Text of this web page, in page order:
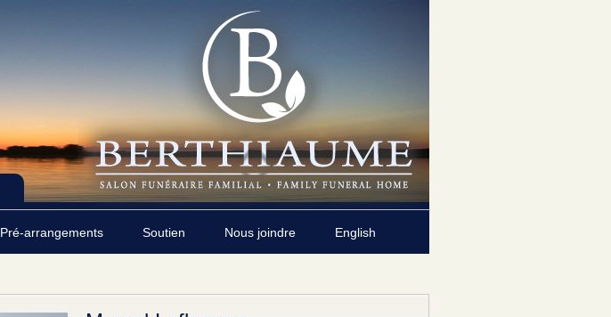
Pré-arrangements Soutien Nous joindre English